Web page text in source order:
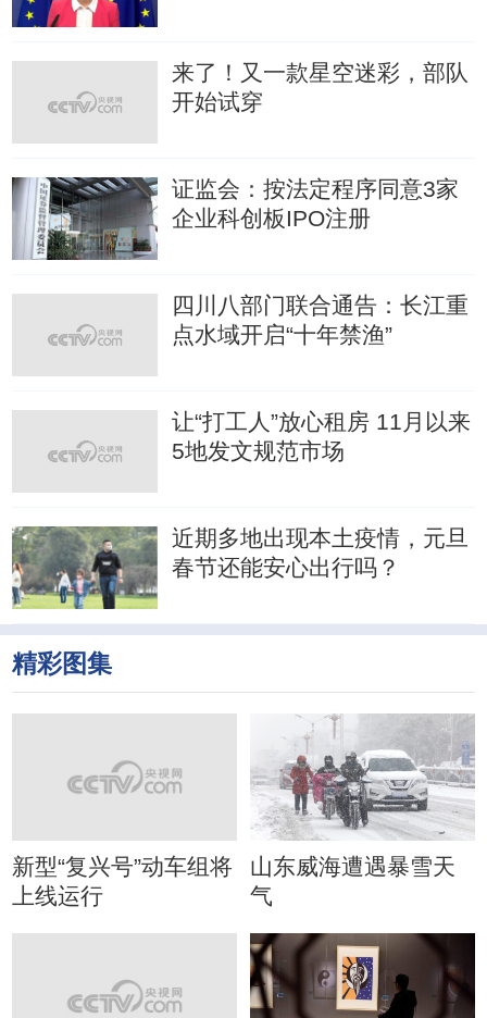
来了！又一款星空迷彩，部队
开始试穿
证监会：按法定程序同意3家
企业科创板IPO注册
四川八部门联合通告：长江重
点水域开启“十年禁渔”
让“打工人”放心租房 11月以来
5地发文规范市场
近期多地出现本土疫情，元旦
春节还能安心出行吗？
精彩图集
新型“复兴号”动车组将
上线运行
山东威海遭遇暴雪天
气